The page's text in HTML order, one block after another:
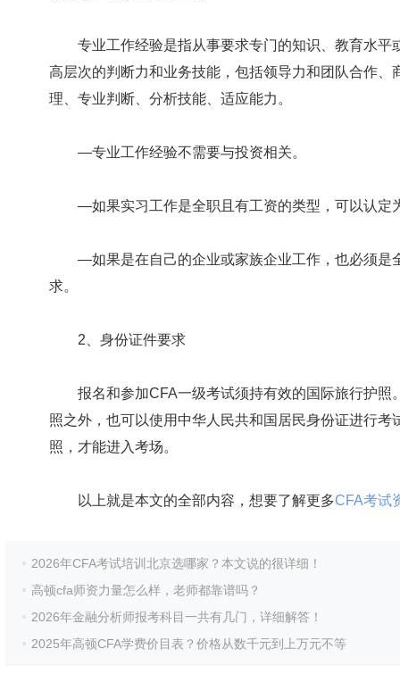
专业工作经验是指从事要求专门的知识、教育水平
高层次的判断力和业务技能，包括领导力和团队合作
理、专业判断、分析技能、适应能力。
—专业工作经验不需要与投资相关。
—如果实习工作是全职且有工资的类型，可以认定
—如果是在自己的企业或家族企业工作，也必须是
求。
2、身份证件要求
报名和参加CFA一级考试须持有效的国际旅行护照
照之外，也可以使用中华人民共和国居民身份证进行
照，才能进入考场。
以上就是本文的全部内容，想要了解更多CFA考试
2026年CFA考试培训北京选哪家？本文说的很详细！
高顿cfa师资力量怎么样，老师都靠谱吗？
2026年金融分析师报考科目一共有几门，详细解答！
2025年高顿CFA学费价目表？价格从数千元到上万元不等